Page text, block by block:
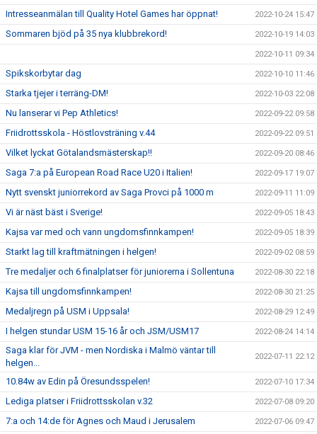
Intresseanmälan till Quality Hotel Games har öppnat! 2022-10-24 15:47
Sommaren bjöd på 35 nya klubbrekord! 2022-10-19 14:03
2022-10-11 09:34
Spikskorbytar dag 2022-10-10 11:46
Starka tjejer i terräng-DM! 2022-10-03 22:08
Nu lanserar vi Pep Athletics! 2022-09-22 09:58
Friidrottsskola - Höstlovsträning v.44 2022-09-22 09:51
Vilket lyckat Götalandsmästerskap!! 2022-09-20 08:46
Saga 7:a på European Road Race U20 i Italien! 2022-09-17 19:07
Nytt svenskt juniorrekord av Saga Provci på 1000 m 2022-09-11 11:09
Vi är näst bäst i Sverige! 2022-09-05 18:43
Kajsa var med och vann ungdomsfinnkampen! 2022-09-05 18:39
Starkt lag till kraftmätningen i helgen! 2022-09-02 08:59
Tre medaljer och 6 finalplatser för juniorerna i Sollentuna 2022-08-30 22:18
Kajsa till ungdomsfinnkampen! 2022-08-30 21:25
Medaljregn på USM i Uppsala! 2022-08-29 12:49
I helgen stundar USM 15-16 år och JSM/USM17 2022-08-24 14:14
Saga klar för JVM - men Nordiska i Malmö väntar till
helgen...
2022-07-11 22:12
10.84w av Edin på Öresundsspelen! 2022-07-10 17:34
Lediga platser i Friidrottsskolan v.32 2022-07-08 09:20
7:a och 14:de för Agnes och Maud i Jerusalem 2022-07-06 09:47